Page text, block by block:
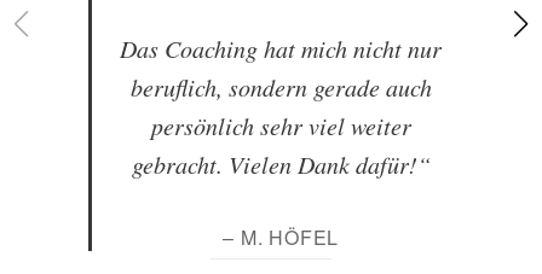
Das Coaching hat mich nicht nur
beruflich, sondern gerade auch
persönlich sehr viel weiter
gebracht. Vielen Dank dafür!“
– M. HÖFEL